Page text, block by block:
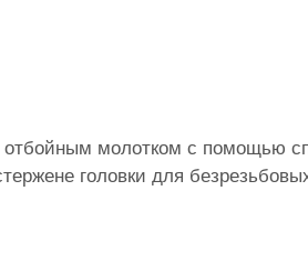
молотком с помощью
головки для